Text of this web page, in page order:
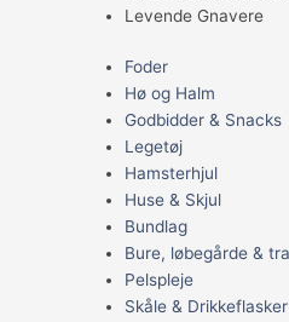
Levende Gnavere
Foder
Hø og Halm
Godbidder & Snacks
Legetøj
Hamsterhjul
Huse & Skjul
Bundlag
Bure, løbegårde &
Pelspleje
Skåle & Drikkeflasker